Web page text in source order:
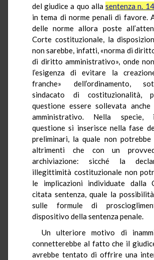
del giudice a quo allasentenza n.
in tema di norme penali di favore.
delle norme allora poste
Corte costituzionale, la
non sarebbe, infatti, «norma di
di diritto amministrativo», onde
l’esigenza di evitare la
franche» dell’ordinamento,
sindacato di costituzionalità,
questione essere sollevata
amministrativo. Nella
questione si inserisce nella fase
preliminari, la quale non potrebbe
altrimenti che con un
archiviazione: sicché la
illegittimità costituzionale non
le implicazioni individuate dalla
citata sentenza, quale la
sulle formule di
dispositivo della sentenza penale.
Un ulteriore motivo di
connetterebbe al fatto che il
avrebbe tentato di offrire una